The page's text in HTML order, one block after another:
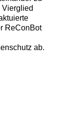
Vierglied
ReConBot
ab.